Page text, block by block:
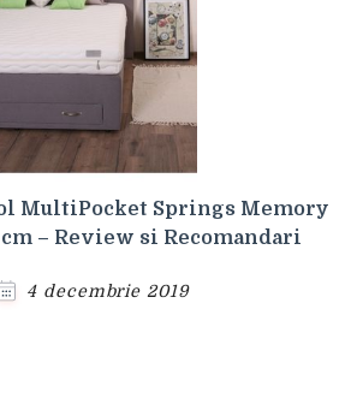
MultiPocket Springs Memory
cm – Review si Recomandari
4 decembrie 2019